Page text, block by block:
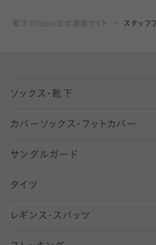
靴下のTabio公式通販サイト スタッフ
ソックス・靴下
五本指ソックス・靴下
足袋ソックス・靴下
無地・プレーンソックス・靴下
柄ソックス・靴下
カバーソックス・フットカバー
フットカバー・カバーソックス（
フットカバー・カバーソックス
フットカバー・カバーソックス（
サンダルガード
タイツ
30デニール以下のタイツ（薄
レギンス・スパッツ